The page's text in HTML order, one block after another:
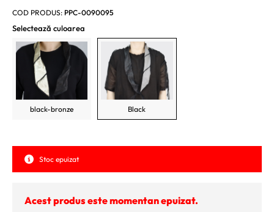
inițial
a
fost:
300 lei.
curent
este:
180 lei.
COD PRODUS: PPC-0090095
Selectează culoarea
black-bronze Black
Stoc epuizat
Acest produs este momentan epuizat.